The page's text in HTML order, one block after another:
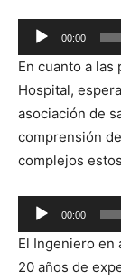
Reproductor
de
audio
00:00
En cuanto a
Hospital,
asociación de
comprensión
complejos
Reproductor
de
audio
00:00
El Ingeniero en
20 años de